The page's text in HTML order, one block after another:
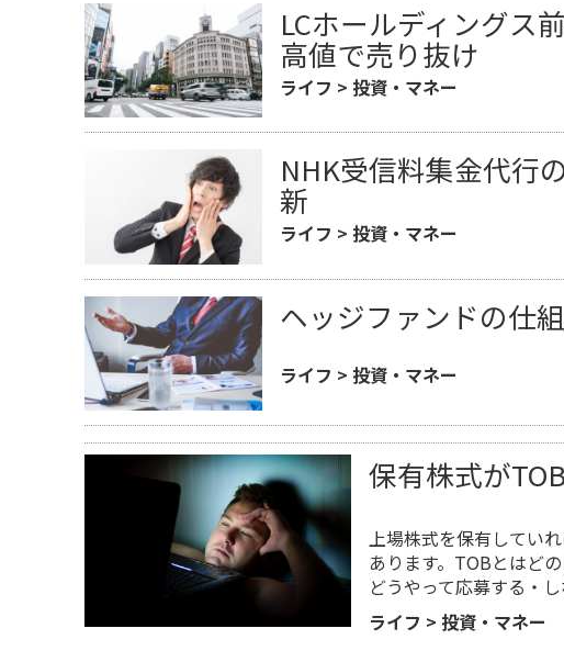
LCホールディングス
高値で売り抜け
ライフ > 投資・マネー
NHK受信料集金代行
新
ライフ > 投資・マネー
ヘッジファンドの仕
ライフ > 投資・マネー
保有株式が
上場株式を保有してい
あります。TOBとはど
どうやって応募する・
ライフ > 投資・マネー